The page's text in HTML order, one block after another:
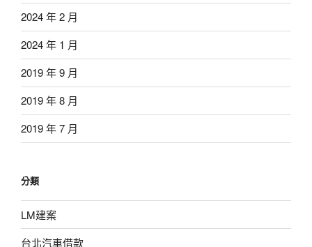
2024 年 2 月
2024 年 1 月
2019 年 9 月
2019 年 8 月
2019 年 7 月
分類
LM建案
台北汽車借款